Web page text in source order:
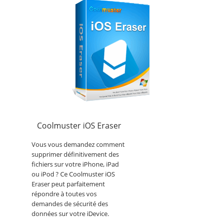
Coolmuster iOS Eraser
Vous vous demandez comment
supprimer définitivement des
fichiers sur votre iPhone, iPad
ou iPod ? Ce Coolmuster iOS
Eraser peut parfaitement
répondre à toutes vos
demandes de sécurité des
données sur votre iDevice.